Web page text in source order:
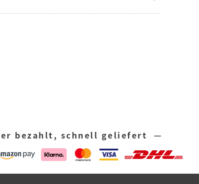
bezahlt, schnell geliefert —